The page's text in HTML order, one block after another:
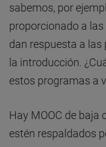
sabemos, por
proporcionado a
dan respuesta a
la introducción.
estos programas a
Hay MOOC de baja
estén respaldados